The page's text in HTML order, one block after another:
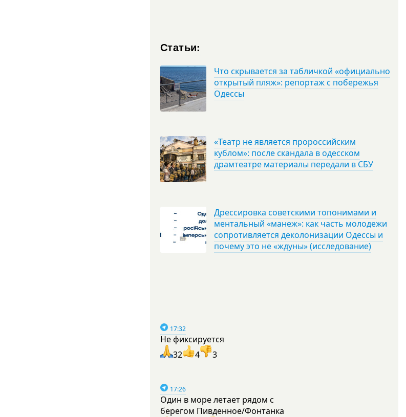
Статьи:
Что скрывается за табличкой «официально
открытый пляж»: репортаж с побережья
Одессы
«Театр не является пророссийским
кублом»: после скандала в одесском
драмтеатре материалы передали в СБУ
Дрессировка советскими топонимами и
ментальный «манеж»: как часть молодежи
сопротивляется деколонизации Одессы и
почему это не «ждуны» (исследование)
17:32
Не фиксируется
32
4 3
17:26
Один в море летает рядом с
берегом Пивденное/Фонтанка